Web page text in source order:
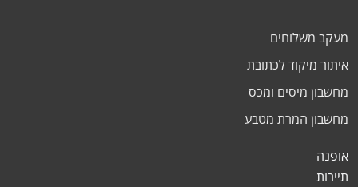
מעקב משלוחים
איתור מיקוד לכתובת
מחשבון מיסים ומכס
מחשבון המרת מטבע
אופנה
תיירות